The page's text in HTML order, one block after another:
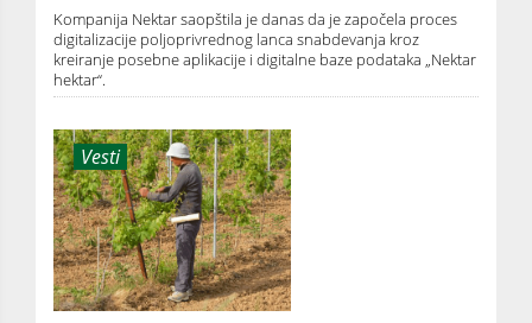
Kompanija Nektar saopštila je danas da je započela proces
digitalizacije poljoprivrednog lanca snabdevanja kroz
kreiranje posebne aplikacije i digitalne baze podataka „Nektar
hektar“.
Vesti